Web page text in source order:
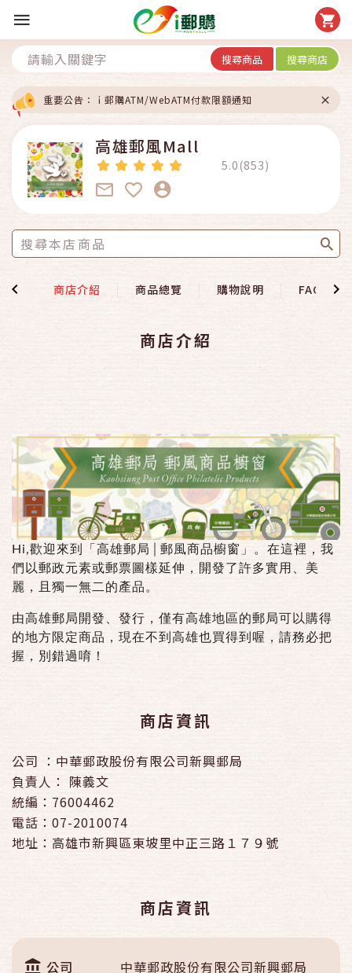
搜尋商品 搜尋商店
重要公告：ｉ郵購ATM/WebATM付款限額通知
高雄郵風Mall
5.0(853)
頁 商店介紹 商品總覽 購物說明 FAQ
商店介紹
Hi,歡迎來到「高雄郵局│郵風商品櫥窗」。在這裡 ，我
們以郵政元素或郵票圖樣延伸，開發了許多實用、美
麗，且獨一無二的產品。
由高雄郵局開發、發行，僅有高雄地區的郵局可以購得
的地方限定商品，現在不到高雄也買得到喔，請務必把
握，別錯過唷！
商店資訊
公司 ：中華郵政股份有限公司新興郵局
負責人： 陳義文
統編：76004462
電話：07-2010074
地址：高雄市新興區東坡里中正三路１７９號
商店資訊
公司 中華郵政股份有限公司新興郵局